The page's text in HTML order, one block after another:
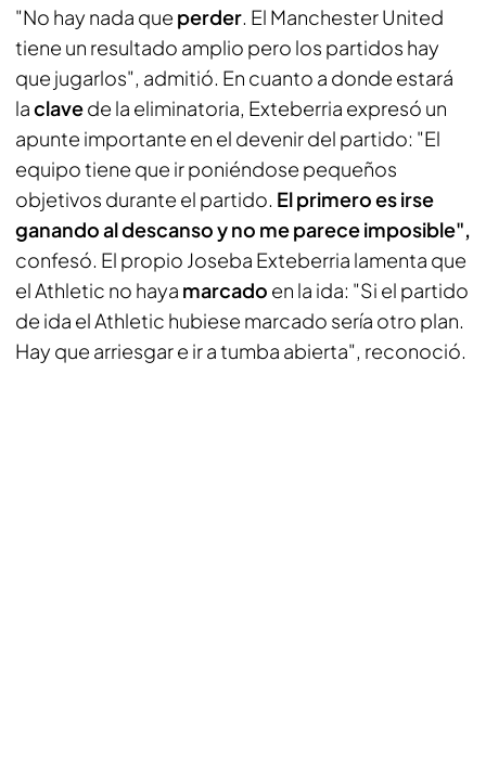
"No hay nada que perder. El Manchester United
tiene un resultado amplio pero los partidos hay
que jugarlos", admitió. En cuanto a donde estará
laclavede la eliminatoria, Exteberria expresó un
apunte importante en el devenir del partido: "El
equipo tiene que ir poniéndose pequeños
objetivos durante el partido. El primero es irse
ganando al descanso y no me parece imposible",
confesó. El propio Joseba Exteberria lamenta que
el Athletic no haya marcado en la ida: "Si el partido
de ida el Athletic hubiese marcado sería otro plan.
Hay que arriesgar e ir a tumba abierta", reconoció.